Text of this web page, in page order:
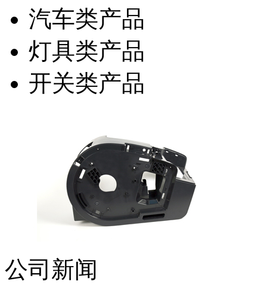
汽车类产品
灯具类产品
开关类产品
公司新闻